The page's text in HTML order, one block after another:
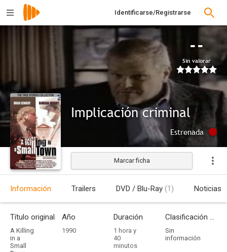
Identificarse/Registrarse
--
Sin valorar
Implicación criminal
Estrenada
Marcar ficha
Información Trailers DVD / Blu-Ray (1) Noticias
Título original
A Killing
in a
Small
Año
1990
Duración
1 hora y
40
minutos
Clasificación por edades
Sin
información